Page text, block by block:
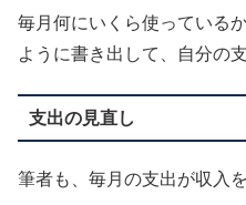
毎月何にいくら使っている
ように書き出して、自分の
支出の見直し
筆者も、毎月の支出が収入